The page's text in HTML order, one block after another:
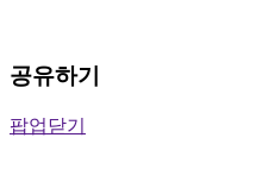
공유하기
팝업닫기